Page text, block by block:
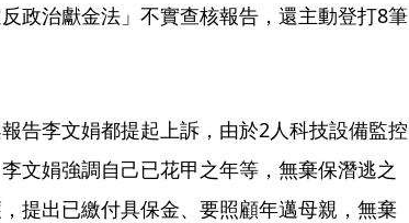
政治獻金法」不實查核報告，還主動登打8筆
告李文娟都提起上訴，由於2人科技設備監控
文娟強調自己已花甲之年等，無棄保潛逃之
提出已繳付具保金、要照顧年邁母親，無棄